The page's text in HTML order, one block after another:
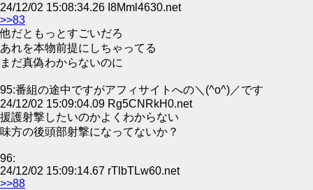
24/12/02 15:08:34.26 I8Mml4630.net
>>83
他だともっとすごいだろ
あれを本物前提にしちゃってる
まだ真偽わからないのに
95:番組の途中ですがアフィサイトへの＼(^o^)／です
24/12/02 15:09:04.09 Rg5CNRkH0.net
援護射撃したいのかよくわからない
味方の後頭部射撃になってないか？
96:
24/12/02 15:09:14.67 rTlbTLw60.net
>>88